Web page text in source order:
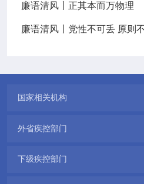
廉语清风丨正其本而万物理
廉语清风丨党性不可丢 原则
国家相关机构
外省疾控部门
下级疾控部门